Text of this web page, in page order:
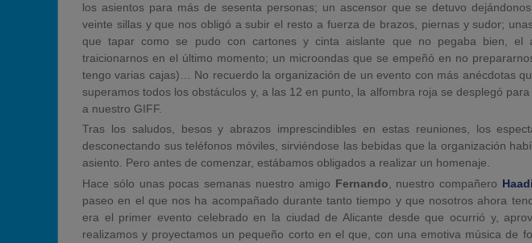
los asientos para más de sesenta personas; un ascensor que se detuvo
veinte sillas y que nos obligó a subir el resto a fuerza de brazos, piernas y sudor;
que tapar como se pudo con cartones y cinta aislante que no pegaba bien, el
traicionarnos en el último momento; un microondas que se empeñó en no
tengo varias cajas)… No recuerdo la organización de un evento con más anécdotas
superamos todos los obstáculos y, a las 12 en punto, la alfombra roja se desplegó
a nuestro GIFF.
Tras los saludos, besos y abrazos imprescindibles en estas reuniones, los
desconectando sus teléfonos móviles, sirviéndose las bebidas que la organización
asiento. Pero antes de comenzar, estábamos obligados a realizar un homenaje.
Hace sólo unas pocas semanas nuestro amigo Fernando , nuestro compañero
paseo en el que nos ha acompañado durante tanto tiempo y que nosotros ahora
era el primer evento celebrado en la ciudad de Alicante desde que ocurrió y,
realizamos y proyectamos un pequeño corto en el que, con una emotiva música de